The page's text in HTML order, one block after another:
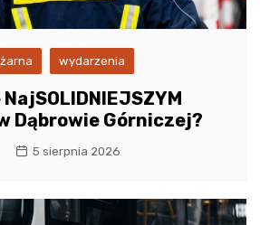
wydarzenia
Dąbrowie Górniczej?
5 sierpnia 2026